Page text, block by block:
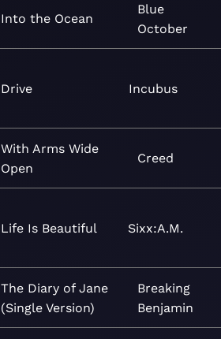
Into the Ocean
Blue
October
Drive Incubus
With Arms Wide
Open
Creed
Life Is Beautiful Sixx:A.M.
The Diary of Jane
(Single Version)
Breaking
Benjamin